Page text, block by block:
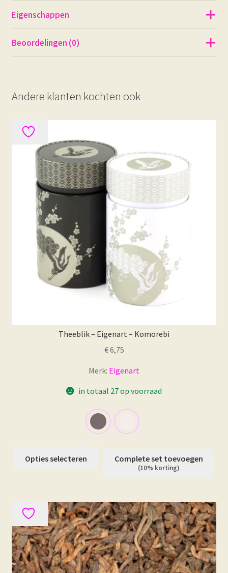
Eigenschappen
Beoordelingen (0)
Andere klanten kochten ook
Theeblik – Eigenart – Komorebi
€6,75
Merk: Eigenart
in totaal 27 op voorraad
Opties selecteren
product
variaties.
Deze
optie
kan
gekozen
worden
Complete set toevoegen
(10% korting)